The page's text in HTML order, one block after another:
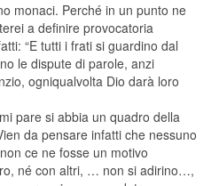
monaci. Perché in un punto ne
a definire provocatoria
“E tutti i frati si guardino dal
le dispute di parole, anzi
ogniqualvolta Dio darà loro
pare si abbia un quadro della
da pensare infatti che nessuno
ce ne fosse un motivo
né con altri, … non si adirino…,